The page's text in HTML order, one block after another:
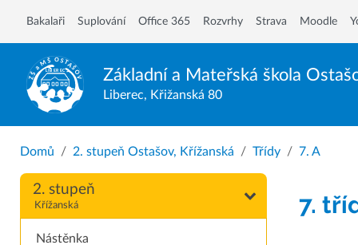
Základní a Mateřská škola
Liberec, Křižanská 80
Bakalaři Suplování Office 365 Rozvrhy Strava Moodle
Domů 2. stupeň Ostašov, Křížanská Třídy 7. A
2. stupeň
Křížanská
Nástěnka
7.